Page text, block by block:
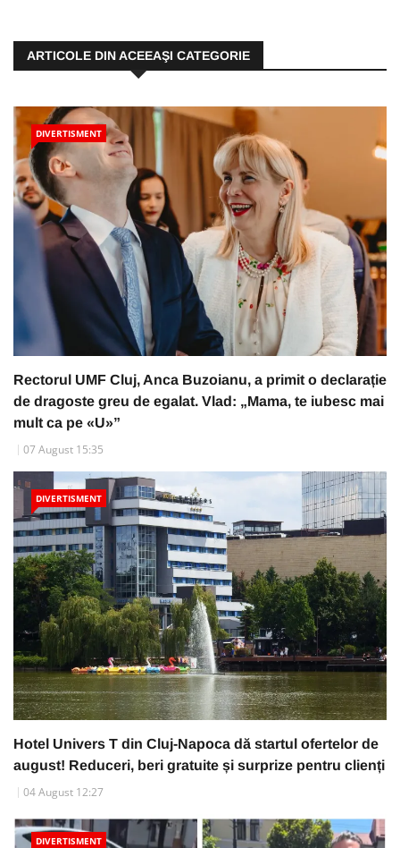
ARTICOLE DIN ACEEAŞI CATEGORIE
DIVERTISMENT
Rectorul UMF Cluj, Anca Buzoianu, a primit o declarație
de dragoste greu de egalat. Vlad: „Mama, te iubesc mai
mult ca pe «U»”
07 August 15:35
DIVERTISMENT
Hotel Univers T din Cluj-Napoca dă startul ofertelor de
august! Reduceri, beri gratuite și surprize pentru clienți
04 August 12:27
DIVERTISMENT